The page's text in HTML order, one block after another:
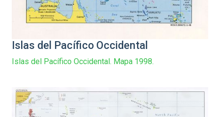
Islas del Pacífico Occidental
Islas del Pacífico Occidental. Mapa 1998.